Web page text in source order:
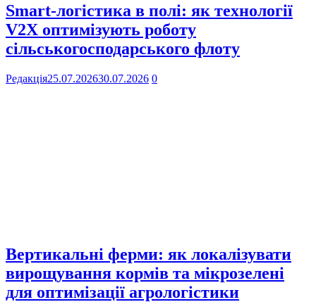
Smart-логістика в полі: як технології
V2X оптимізують роботу
сільськогосподарського флоту
Редакція25.07.202630.07.2026 0
Вертикальні ферми: як локалізувати
вирощування кормів та мікрозелені
для оптимізації агрологістики